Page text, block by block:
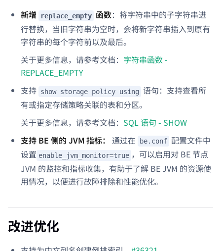
新增 replace_empty 函数：将字符串中的子字符串进
行替换，当旧字符串为空时，会将新字符串插入到原有
字符串的每个字符前以及最后。
关于更多信息，请参考文档： 字符串函数 -
REPLACE_EMPTY
支持 show storage policy using 语句：支持查看所
有或指定存储策略关联的表和分区。
关于更多信息，请参考文档： SQL 语句 - SHOW
支持 BE 侧的 JVM 指标： 通过在 be.conf 配置文件中
设置 enable_jvm_monitor=true ，可以启用对 BE 节点
JVM 的监控和指标收集，有助于了解 BE JVM 的资源使
用情况，以便进行故障排除和性能优化。
改进优化